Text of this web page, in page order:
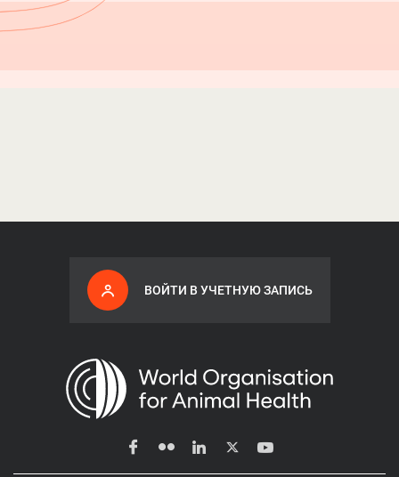
ВОЙТИ В УЧЕТНУЮ ЗАПИСЬ